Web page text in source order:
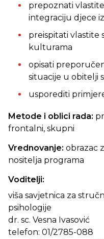
prepoznati
integraciju djece
preispitati vlastite
kulturama
opisati
situacije u obitelji
usporediti
Metode i oblici rada:
frontalni, skupni
Vrednovanje: obrazac
nositelja programa
Voditelji:
viša savjetnica za
psihologije
dr. sc. Vesna Ivasović
telefon: 01/2785-088